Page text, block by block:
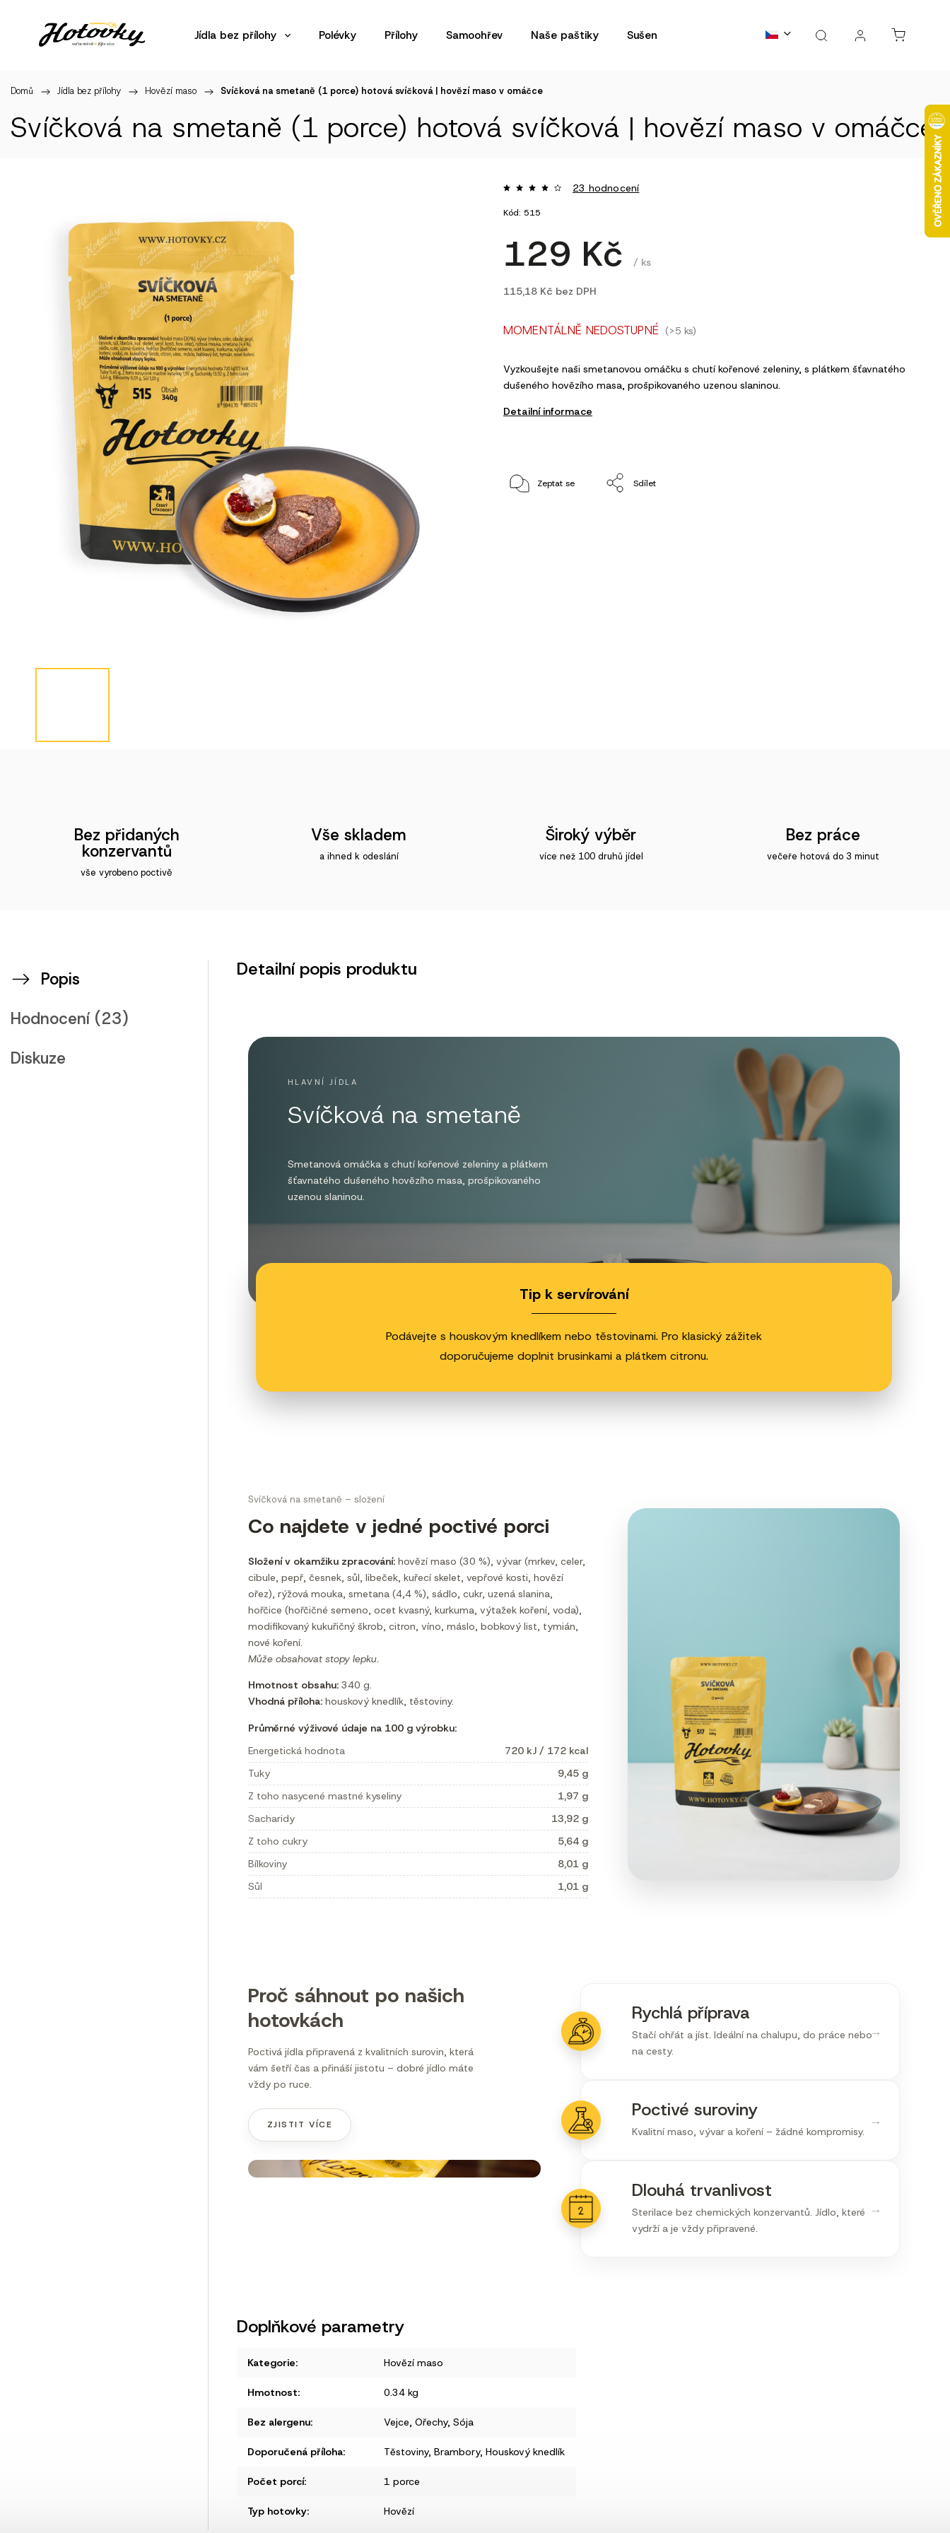
Jídla bez přílohy Polévky Přílohy Samoohřev Naše paštiky Sušené maso Kontakty B2B spolupráce
Domů / Jídla bez přílohy / Hovězí maso / Svíčková na smetaně (1 porce) hotová svíčková | hovězí maso v omáčce
Svíčková na smetaně (1 porce) hotová svíčková | hovězí maso v omáčce
23 hodnocení
129 Kč/ ks
115,18 Kč bez DPH
Kód: 515
Vyzkoušejte naši smetanovou omáčku s chutí kořenové zeleniny, s plátkem šťavnatého
dušeného hovězího masa, prošpikovaného uzenou slaninou.
Detailní informace
MOMENTÁLNĚ NEDOSTUPNÉ (>5 ks)
Zeptat se Sdílet
Bez přidaných
konzervantů
vše vyrobeno poctivě
Vše skladem
a ihned k odeslání
Široký výběr
více než 100 druhů jídel
Bez práce
večeře hotová do 3 minut
Popis
Hodnocení (23)
Diskuze
Detailní popis produktu
HLAVNÍ JÍDLA
Svíčková na smetaně
Smetanová omáčka s chutí kořenové zeleniny a plátkem
šťavnatého dušeného hovězího masa, prošpikovaného
uzenou slaninou.
Tip k servírování
Podávejte s houskovým knedlíkem nebo těstovinami. Pro klasický zážitek
doporučujeme doplnit brusinkami a plátkem citronu.
Svíčková na smetaně – složení
Co najdete v jedné poctivé porci
Složení v okamžiku zpracování: hovězí maso (30 %), vývar (mrkev, celer,
cibule, pepř, česnek, sůl, libeček, kuřecí skelet, vepřové kosti, hovězí
ořez), rýžová mouka, smetana (4,4 %), sádlo, cukr, uzená slanina,
hořčice (hořčičné semeno, ocet kvasný, kurkuma, výtažek koření, voda),
modifikovaný kukuřičný škrob, citron, víno, máslo, bobkový list, tymián,
nové koření.
Může obsahovat stopy lepku.
Hmotnost obsahu: 340 g.
Vhodná příloha: houskový knedlík, těstoviny.
Průměrné výživové údaje na 100 g výrobku:
Energetická hodnota
720 kJ / 172 kcal
Tuky
9,45 g
Z toho nasycené mastné kyseliny
1,97 g
Sacharidy
13,92 g
Z toho cukry
5,64 g
Bílkoviny
8,01 g
Sůl
1,01 g
Proč sáhnout po našich
hotovkách
Poctivá jídla připravená z kvalitních surovin, která
vám šetří čas a přináší jistotu – dobré jídlo máte
vždy po ruce.
ZJISTIT VÍCE
→
Rychlá příprava
Stačí ohřát a jíst. Ideální na chalupu, do práce nebo
na cesty.
→
Poctivé suroviny
Kvalitní maso, vývar a koření – žádné kompromisy.
→
Dlouhá trvanlivost
Sterilace bez chemických konzervantů. Jídlo, které
vydrží a je vždy připravené.
Doplňkové parametry
Kategorie: Hovězí maso
Hmotnost: 0.34 kg
Bez alergenu: Vejce, Ořechy, Sója
Doporučená příloha: Těstoviny, Brambory, Houskový knedlík
Počet porcí: 1 porce
Typ hotovky: Hovězí